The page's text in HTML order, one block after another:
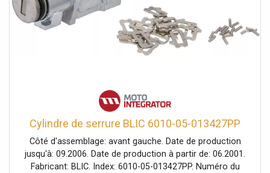
Cylindre de serrure BLIC 6010-05-013427PP
Côté d'assemblage: avant gauche. Date de production
jusqu'à: 09.2006. Date de production à partir de: 06.2001.
Fabricant: BLIC. Index: 6010-05-013427PP. Numéro du